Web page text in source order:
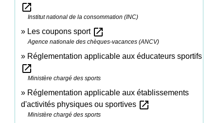
open_in_new
Institut national de la consommation (INC)
Les coupons sport open_in_new
Agence nationale des chèques-vacances (ANCV)
Réglementation applicable aux éducateurs sportifs
open_in_new
Ministère chargé des sports
Réglementation applicable aux établissements
d'activités physiques ou sportives open_in_new
Ministère chargé des sports